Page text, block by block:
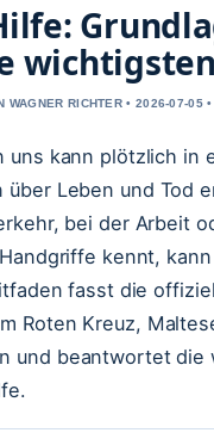
WAGNER RICHTER • 2026-07-05
uns kann plötzlich in
über Leben und Tod
bei der Arbeit
kennt,
fasst die
Roten Kreuz,
und beantwortet